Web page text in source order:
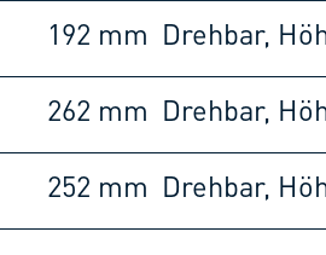
192 mm Drehbar,
262 mm Drehbar,
252 mm Drehbar,